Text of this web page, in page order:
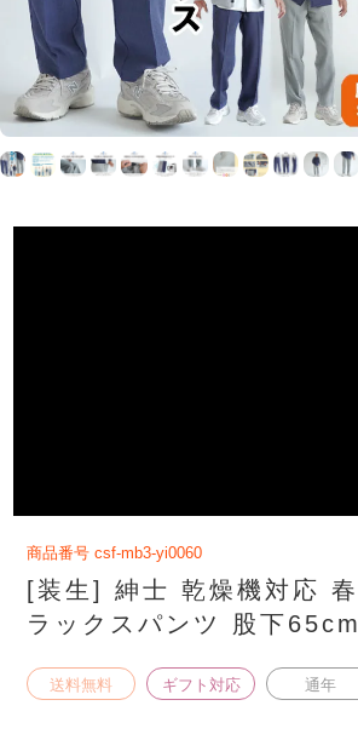
商品番号 csf-mb3-yi0060
[装生] 紳士 乾燥機対応
ラックスパンツ 股下
送料無料 ギフト対応 通年